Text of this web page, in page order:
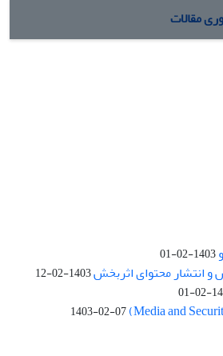
مقالات
1403-02-01
انتشار محتوای اثربخش1403-02-12
1403-02-07